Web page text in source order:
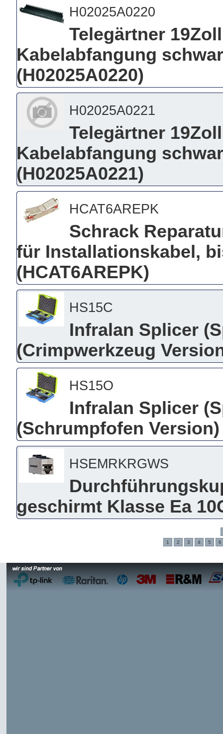
H02025A0220
Telegärtner
Kabelabfangung
(H02025A0220)
H02025A0221
Telegärtner
Kabelabfangung
(H02025A0221)
HCAT6AREPK
Schrack
für Installationskabel,
(HCAT6AREPK)
HS15C
Infralan Splicer
(Crimpwerkzeug
HS15O
Infralan Splicer
(Schrumpfofen Version)
HSEMRKRGWS
geschirmt Klasse Ea
1 2 3 4 5 6